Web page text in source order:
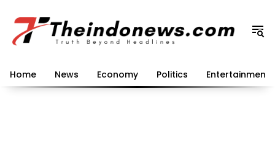
konten
Home News Economy Politics Entertainment